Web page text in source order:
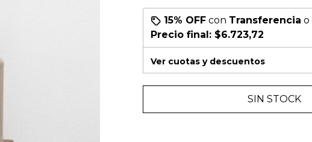
15% OFFcon Transferencia o
Precio final: $6.723,72
Ver cuotas y descuentos
SIN STOCK